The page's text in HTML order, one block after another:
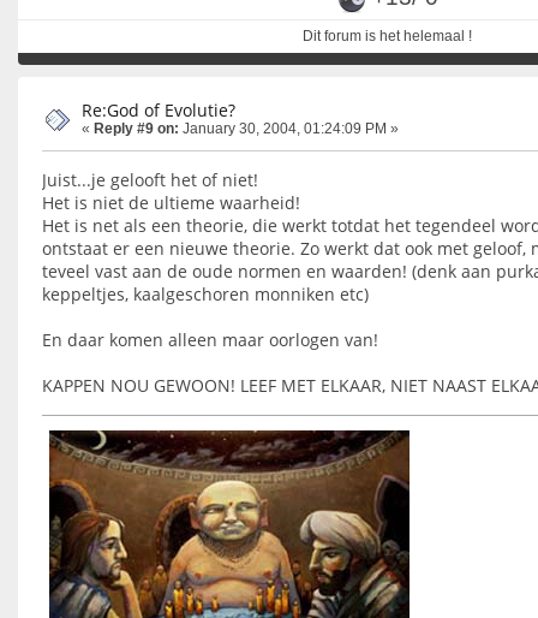
Dit forum is het helemaal !
Re:God of Evolutie?
« Reply #9 on: January 30, 2004, 01:24:09 PM »
Juist...je gelooft het of niet!
Het is niet de ultieme waarheid!
Het is net als een theorie, die werkt totdat het tegendeel
ontstaat er een nieuwe theorie. Zo werkt dat ook met geloof,
teveel vast aan de oude normen en waarden! (denk aan
keppeltjes, kaalgeschoren monniken etc)
En daar komen alleen maar oorlogen van!
KAPPEN NOU GEWOON! LEEF MET ELKAAR, NIET NAAST